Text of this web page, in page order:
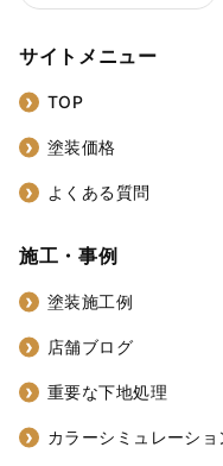
サイトメニュー
TOP
塗装価格
よくある質問
施工・事例
塗装施工例
店舗ブログ
重要な下地処理
カラーシミュレーショ